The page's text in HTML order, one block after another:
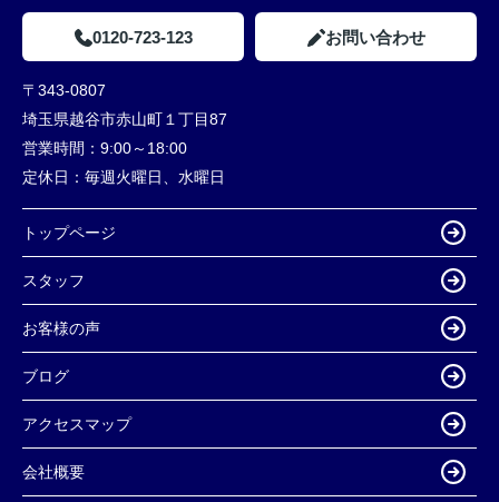
0120-723-123 お問い合わせ
〒343-0807
埼玉県越谷市赤山町１丁目87
営業時間： 9:00～18:00
定休日： 毎週火曜日、水曜日
トップページ
スタッフ
お客様の声
ブログ
アクセスマップ
会社概要